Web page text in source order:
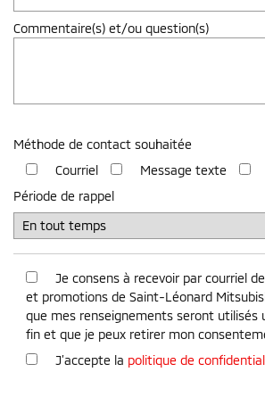
Commentaire(s) et/ou question(s)
Méthode de contact souhaitée
Courriel
Message texte
Période de rappel
Je consens à recevoir par courriel
et promotions de Saint-Léonard
que mes renseignements seront utilisés
fin et que je peux retirer mon
J’accepte la politique de